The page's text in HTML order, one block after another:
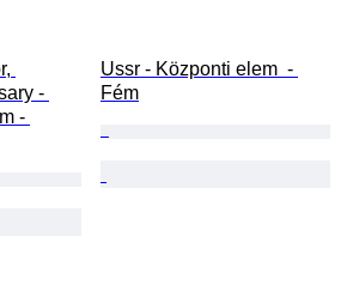
-
-
Ussr - Központi elem  -
Fém